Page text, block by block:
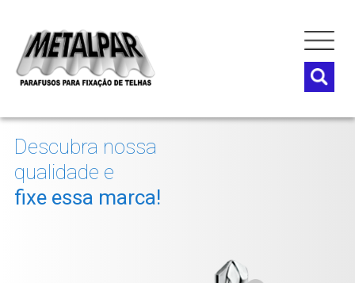
Descubra nossa
qualidade e
fixe essa marca!